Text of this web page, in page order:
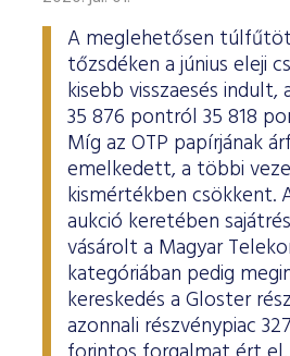
A meglehetősen
tőzsdéken a június eleji
kisebb visszaesés indult,
35 876 pontról 35 818
Míg az OTP papírjának
emelkedett, a többi
kismértékben csökkent.
aukció keretében
vásárolt a Magyar
kategóriában pedig
kereskedés a Gloster
azonnali részvénypiac